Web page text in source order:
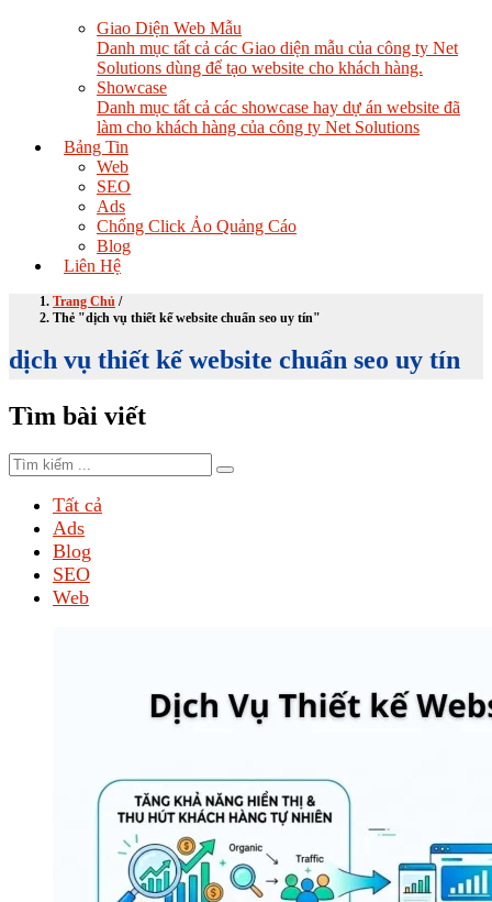
Giao Diện Web Mẫu
Danh mục tất cả các Giao diện mẫu của công ty Net
Solutions dùng để tạo website cho khách hàng.
Showcase
Danh mục tất cả các showcase hay dự án website đã
làm cho khách hàng của công ty Net Solutions
Bảng Tin
Web
SEO
Ads
Chống Click Ảo Quảng Cáo
Blog
Liên Hệ
Trang Chủ /
Thẻ "dịch vụ thiết kế website chuẩn seo uy tín"
dịch vụ thiết kế website chuẩn seo uy tín
Tìm bài viết
Tất cả
Ads
Blog
SEO
Web